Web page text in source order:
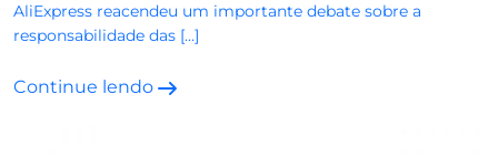
AliExpress reacendeu um importante debate sobre a
responsabilidade das […]
Continue lendo